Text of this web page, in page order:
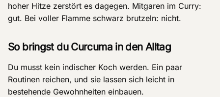
hoher Hitze zerstört es dagegen. Mitgaren im Curry:
gut. Bei voller Flamme schwarz brutzeln: nicht.
So bringst du Curcuma in den Alltag
Du musst kein indischer Koch werden. Ein paar
Routinen reichen, und sie lassen sich leicht in
bestehende Gewohnheiten einbauen.